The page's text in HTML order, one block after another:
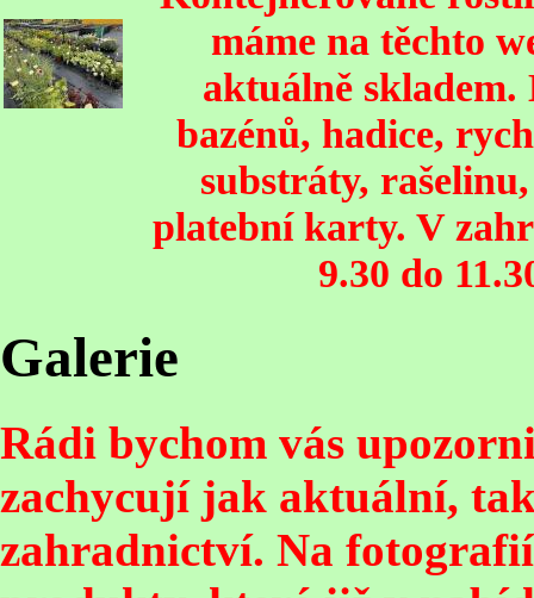
máme na těchto
aktuálně
bazénů, hadice,
substráty,
platební karty. V
9.30 do
Galerie
Rádi bychom vás
zachycují jak aktuální,
zahradnictví. Na